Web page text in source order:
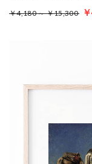
￥4,180 ～ ￥15,300